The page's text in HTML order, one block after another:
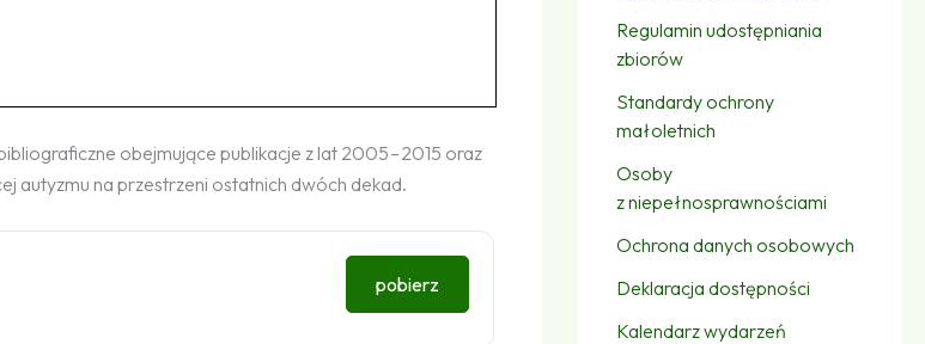
obejmujące publikacje z lat 2005 – 2015 oraz
autyzmu na przestrzeni ostatnich dwóch dekad.
pobierz
Regulamin udostępniania
zbiorów
Standardy ochrony
małoletnich
Osoby
z niepełnosprawnościami
Ochrona danych osobowych
Deklaracja dostępności
Kalendarz wydarzeń